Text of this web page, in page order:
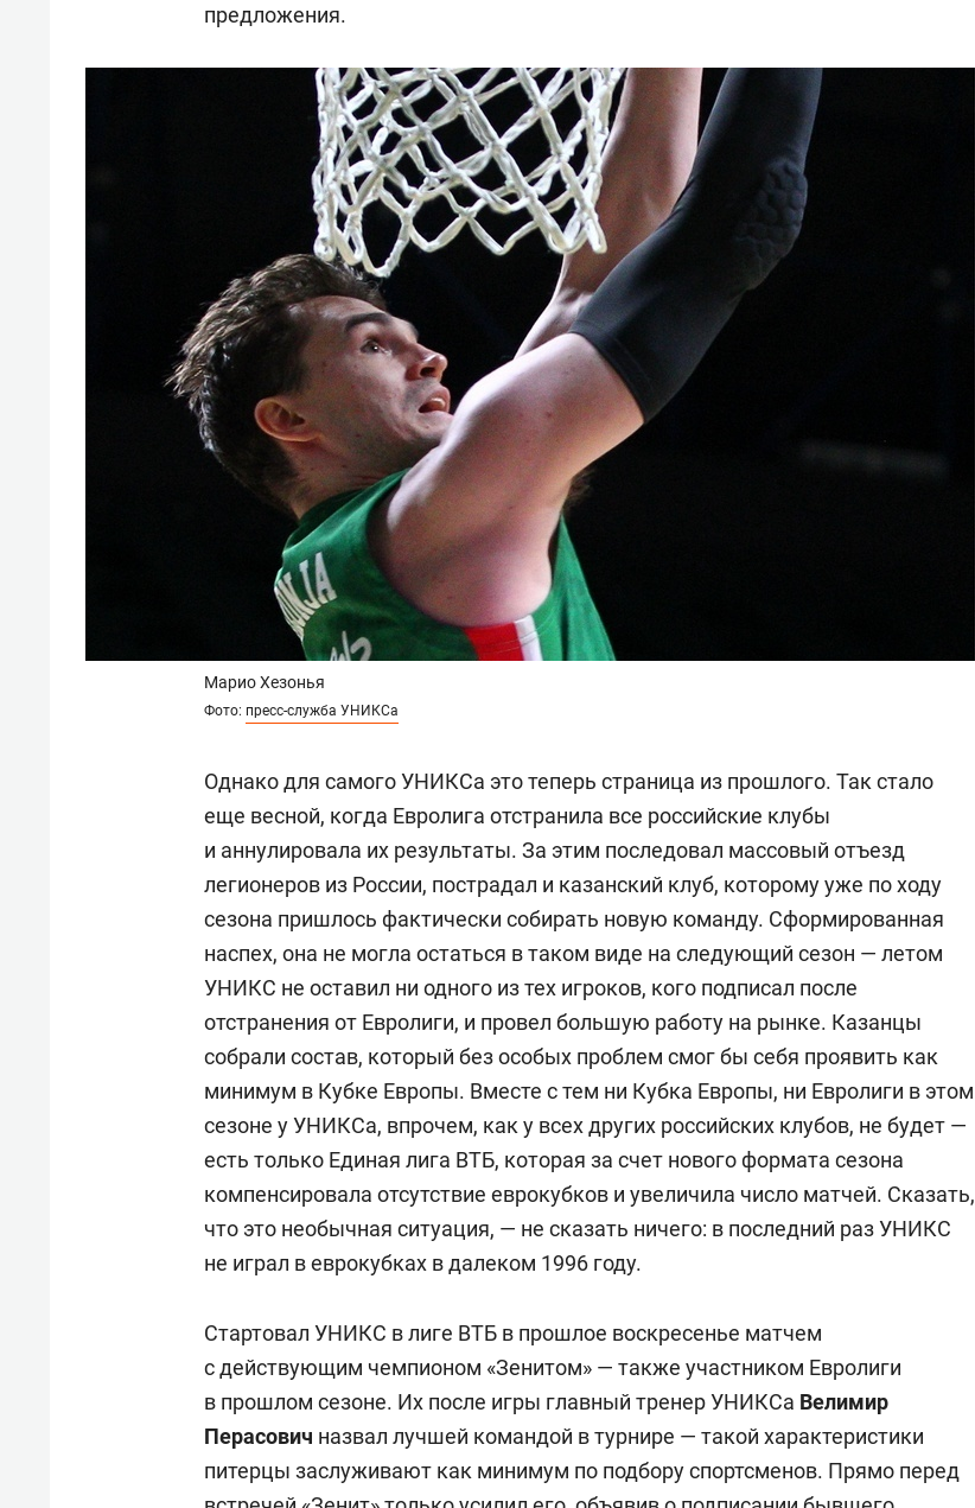
предложения.
Марио Хезонья
Фото: пресс-служба УНИКСа
Однако для самого УНИКСа это теперь страница из прошлого. Так стало
еще весной, когда Евролига отстранила все российские клубы
и аннулировала их результаты. За этим последовал массовый отъезд
легионеров из России, пострадал и казанский клуб, которому уже по ходу
сезона пришлось фактически собирать новую команду. Сформированная
наспех, она не могла остаться в таком виде на следующий сезон — летом
УНИКС не оставил ни одного из тех игроков, кого подписал после
отстранения от Евролиги, и провел большую работу на рынке. Казанцы
собрали состав, который без особых проблем смог бы себя проявить как
минимум в Кубке Европы. Вместе с тем ни Кубка Европы, ни Евролиги в этом
сезоне у УНИКСа, впрочем, как у всех других российских клубов, не будет —
есть только Единая лига ВТБ, которая за счет нового формата сезона
компенсировала отсутствие еврокубков и увеличила число матчей. Сказать,
что это необычная ситуация, — не сказать ничего: в последний раз УНИКС
не играл в еврокубках в далеком 1996 году.
Стартовал УНИКС в лиге ВТБ в прошлое воскресенье матчем
с действующим чемпионом «Зенитом» — также участником Евролиги
в прошлом сезоне. Их после игры главный тренер УНИКСа Велимир
Перасович назвал лучшей командой в турнире — такой характеристики
питерцы заслуживают как минимум по подбору спортсменов. Прямо перед